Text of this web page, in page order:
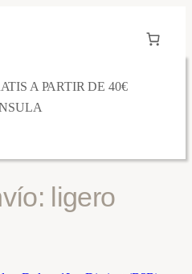
A PARTIR DE 40€
ligero